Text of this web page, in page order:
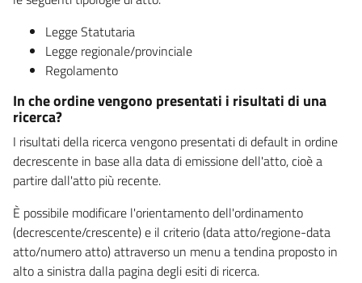
Legge Statutaria
Legge regionale/provinciale
Regolamento
In che ordine vengono presentati i risultati di una
ricerca?
I risultati della ricerca vengono presentati di default in ordine
decrescente in base alla data di emissione dell'atto, cioè a
partire dall'atto più recente.
È possibile modificare l'orientamento dell'ordinamento
(decrescente/crescente) e il criterio (data atto/regione-data
atto/numero atto) attraverso un menu a tendina proposto in
alto a sinistra dalla pagina degli esiti di ricerca.